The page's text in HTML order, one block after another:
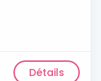
Détails